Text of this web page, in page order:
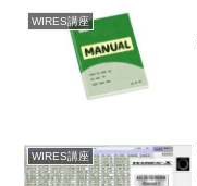
WIRES講座
WIRES講座